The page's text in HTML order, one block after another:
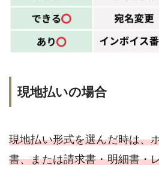
現地払いの場合
現地払い形式を選んだ時は、
書、または請求書・明細書・